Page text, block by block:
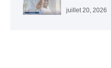
juillet 20, 2026